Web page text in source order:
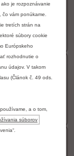
je rozpoznávanie
vám ponúkame.
tretích strán na
súbory cookie
Európskeho
rozhodnutie o
údajov. V takom
(Článok č. 49 ods.
a o tom,
súborov